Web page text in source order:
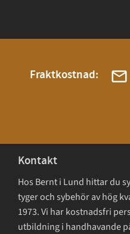
Fraktkostnad:
Kontakt
Hos Bernt i Lund hittar du
tyger och sybehör av hög
1973. Vi har kostnadsfri
utbildning i handhavande